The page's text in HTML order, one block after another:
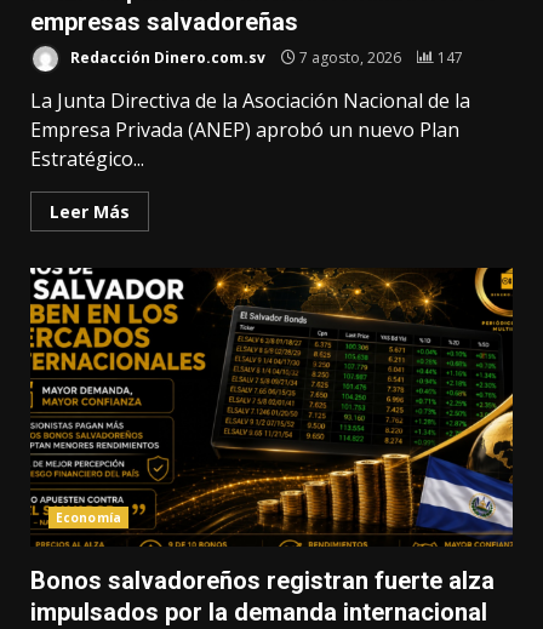
empresas salvadoreñas
Redacción Dinero.com.sv 7 agosto, 2026 147
La Junta Directiva de la Asociación Nacional de la
Empresa Privada (ANEP) aprobó un nuevo Plan
Estratégico...
Leer Más
Economía
Bonos salvadoreños registran fuerte alza
impulsados por la demanda internacional